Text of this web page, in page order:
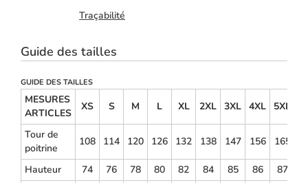
Traçabilité
Guide des tailles
GUIDE DES TAILLES
MESURES
ARTICLES
XS S M L XL 2XL 3XL 4XL 5XL
Tour de
poitrine
108 114 120 126 132 138 147 156 165
Hauteur 74 76 78 80 82 84 85 86
87